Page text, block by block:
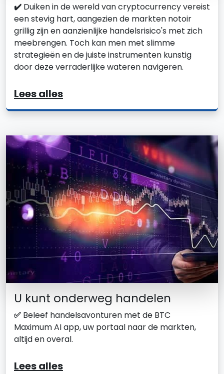
✔️ Duiken in de wereld van cryptocurrency vereist
een stevig hart, aangezien de markten notoir
grillig zijn en aanzienlijke handelsrisico's met zich
meebrengen. Toch kan men met slimme
strategieën en de juiste instrumenten kunstig
door deze verraderlijke wateren navigeren.
Lees alles
U kunt onderweg handelen
✅ Beleef handelsavonturen met de BTC
Maximum AI app, uw portaal naar de markten,
altijd en overal.
Lees alles